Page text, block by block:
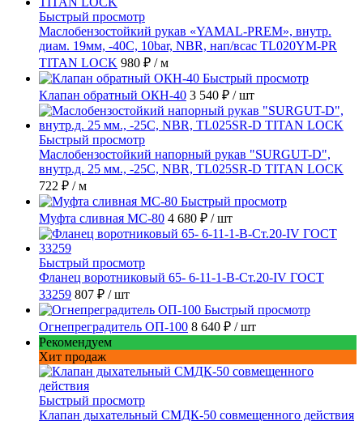
Быстрый просмотр
Маслобензостойкий рукав «YAMAL-PREM», внутр.
диам. 19мм, -40C, 10bar, NBR, нап/всас TL020YM-PR
TITAN LOCK 980 ₽ / м
Быстрый просмотр
Клапан обратный ОКН-40 3 540 ₽ / шт
Быстрый просмотр
Маслобензостойкий напорный рукав "SURGUT-D",
внутр.д. 25 мм., -25C, NBR, TL025SR-D TITAN LOCK
722 ₽ / м
Быстрый просмотр
Муфта сливная МС-80 4 680 ₽ / шт
Быстрый просмотр
Фланец воротниковый 65- 6-11-1-B-Ст.20-IV ГОСТ
33259 807 ₽ / шт
Быстрый просмотр
Огнепреградитель ОП-100 8 640 ₽ / шт
Рекомендуем
Хит продаж
Быстрый просмотр
Клапан дыхательный СМДК-50 совмещенного действия